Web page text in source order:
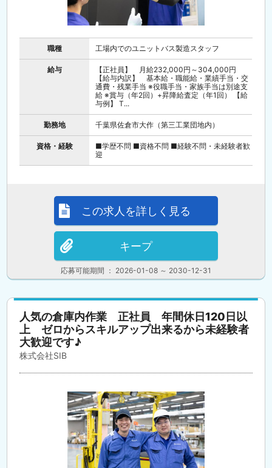
職種 工場内でのユニットバス製造スタッフ
給与
【正社員】 月給232,000円～304,000円
【給与内訳】 基本給・職能給・業績手当・交
通費・残業手当 ※役職手当・家族手当は別途支
給 ※賞与（年2回）+昇降給査定（年1回） 【給
与例】 T...
勤務地 千葉県佐倉市大作（第三工業団地内）
資格・経験
■学歴不問 ■資格不問 ■経験不問・未経験者歓
迎
応募可能期間 ： 2026-01-08 ～ 2030-12-31
この求人を詳しく見る
キープ
人気の倉庫内作業 正社員 年間休日120日以
上 ゼロからスキルアップ出来るから未経験者
大歓迎です♪
株式会社SIB